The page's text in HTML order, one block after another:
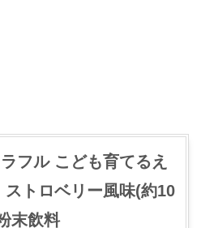
フル こども育てるえ
ストロベリー風味(約10
末飲料